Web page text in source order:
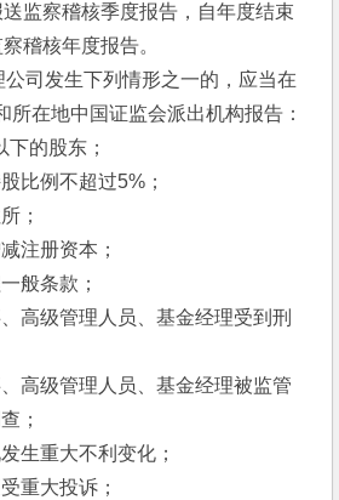
监察稽核季度报告，自年度结束
稽核年度报告。
司发生下列情形之一的，应当在
所在地中国证监会派出机构报告：
下的股东；
比例不超过5%；
；
注册资本；
般条款；
高级管理人员、基金经理受到刑
、高级管理人员、基金经理被监管
；
生重大不利变化；
重大投诉；